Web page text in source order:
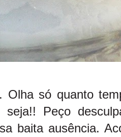
Olha só quanto
seja!! Peço
baita ausência.